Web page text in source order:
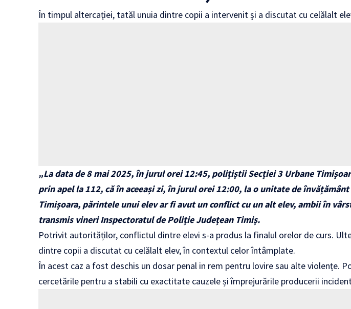
În timpul altercației, tatăl unuia dintre copii a intervenit și a discutat cu celălalt
„La data de 8 mai 2025, în jurul orei 12:45, polițiștii Secției 3 Urbane
prin apel la 112, că în aceeași zi, în jurul orei 12:00, la o unitate de
Timișoara, părintele unui elev ar fi avut un conflict cu un alt elev, ambii în
transmis vineri Inspectoratul de Poliție Județean Timiș.
Potrivit autorităților, conflictul dintre elevi s-a produs la finalul orelor de curs.
dintre copii a discutat cu celălalt elev, în contextul celor întâmplate.
În acest caz a fost deschis un dosar penal in rem pentru lovire sau alte violențe.
cercetările pentru a stabili cu exactitate cauzele și împrejurările producerii